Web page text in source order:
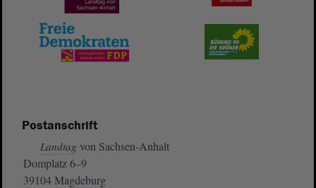
Postanschrift
Landtag von Sachsen-Anhalt
Domplatz 6–9
39104 Magdeburg